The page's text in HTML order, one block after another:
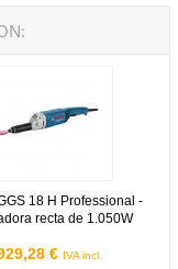
recta de 750W
18 H Professional -
recta de 1.050W
€ IVA incl.
18 H Professional -